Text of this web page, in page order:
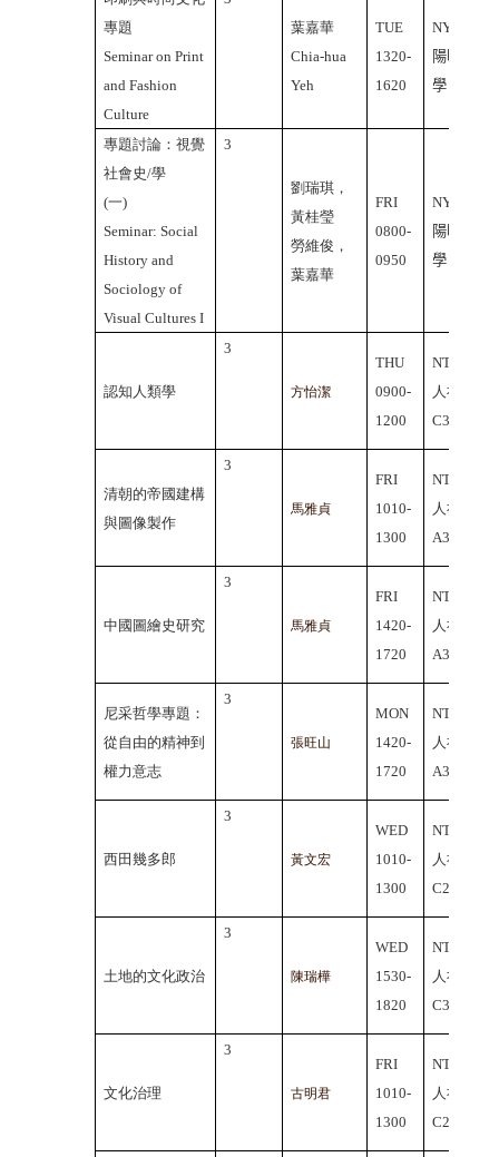
專題
Seminar on Print
and Fashion
Culture
葉嘉華
Chia-hua
Yeh
TUE
1320-
1620
NYMU
陽明大
學
專題討論：視覺
社會史/學
(一)
Seminar: Social
History and
Sociology of
Visual Cultures I
3
劉瑞琪，
黃桂瑩
勞維俊，
葉嘉華
FRI
0800-
0950
NYMU
陽明大
學
認知人類學
3
方怡潔
THU
0900-
1200
NTHU
人社院
C304
清朝的帝國建構
與圖像製作
3
馬雅貞
FRI
1010-
1300
NTHU
人社院
A302
中國圖繪史研究
3
馬雅貞
FRI
1420-
1720
NTHU
人社院
A302
尼采哲學專題：
從自由的精神到
權力意志
3
張旺山
MON
1420-
1720
NTHU
人社院
A306
西田幾多郎
3
黃文宏
WED
1010-
1300
NTHU
人社院
C202
土地的文化政治
3
陳瑞樺
WED
1530-
1820
NTHU
人社院
C306
文化治理
3
古明君
FRI
1010-
1300
NTHU
人社院
C202